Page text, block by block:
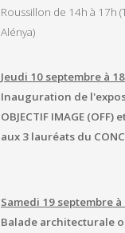
Roussillon de 14h à 17h
Alénya)
Jeudi 10 septembre à
Inauguration de
OBJECTIF IMAGE
aux 3 lauréats du
Samedi 19 septembre à
Balade architecturale